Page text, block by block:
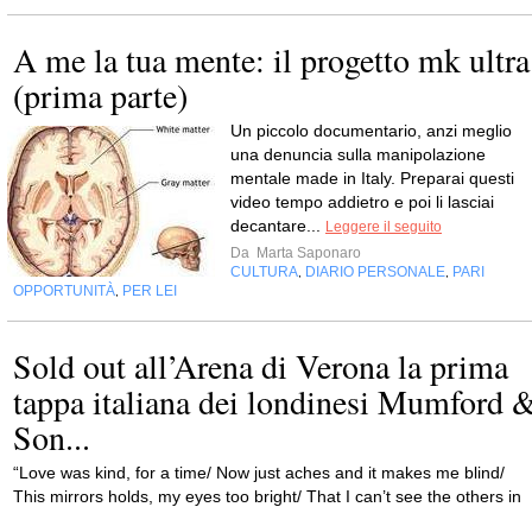
A me la tua mente: il progetto mk ultra
(prima parte)
Un piccolo documentario, anzi meglio
una denuncia sulla manipolazione
mentale made in Italy. Preparai questi
video tempo addietro e poi li lasciai
decantare...
Leggere il seguito
Da Marta Saponaro
CULTURA DIARIO PERSONALE PARI
OPPORTUNITÀ PER LEI
Sold out all’Arena di Verona la prima
tappa italiana dei londinesi Mumford
Son...
“Love was kind, for a time/ Now just aches and it makes me blind/
This mirrors holds, my eyes too bright/ That I can’t see the others in